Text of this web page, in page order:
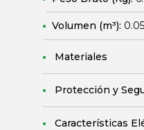
Volumen (m³):
Materiales
Protección y
Características